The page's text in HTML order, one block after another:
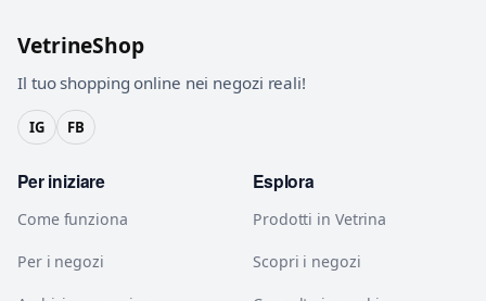
VetrineShop
Il tuo shopping online nei negozi reali!
IG FB
Per iniziare
Come funziona
Per i negozi
Esplora
Prodotti in Vetrina
Scopri i negozi